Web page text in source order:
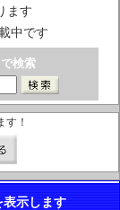
ます
中です
検索
す！
示します